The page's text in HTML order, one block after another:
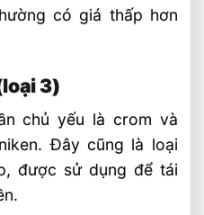
có giá thấp hơn
3)
chủ yếu là crom và
Đây cũng là loại
được sử dụng để tái